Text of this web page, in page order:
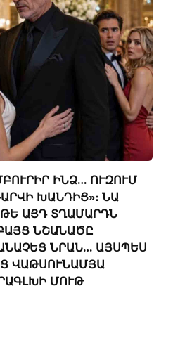
ԻՆՁ… ՈՒԶՈՒՄ
ԽԱՆԴԻՑ»։ ՆԱ
ԱՅԴ ՏՂԱՄԱՐԴՆ
ՆՇԱՆԱԾԸ
ՆՐԱՆ… ԱՅՍՊԵՍ
ՎԱԹՍՈՒՆԱՄՅԱ
ՄՈՒԹ